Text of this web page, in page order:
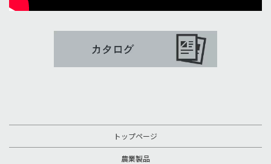
トップページ
農業製品